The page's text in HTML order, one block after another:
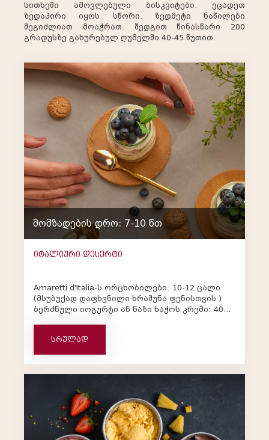
სითხეში ამოვლებული ბისკვიტები. ეცადეთ
ზედაპირი იყოს სწორი. ზედმეტი ნაწილები
შეგიძლიათ მოაჭრათ. შედგით წინასწარი 200
გრადუსზე გახურებულ ღუმელში 40-45 წუთით.
მომზადების დრო: 7-10 წთ
იტალიური დესერტი
Amaretti d'Italia-ს ორცხობილები: 10-12 ცალი
(მსუბუქად დაფხვნილი ხრაშუნა ფენისთვის )
ბერძნული იოგურტი ან ნაზი ხაჭოს კრემი: 400
სრულად